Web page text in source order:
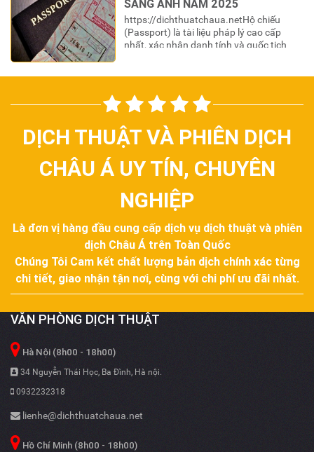
https://dichthuatchaua.netHộ chiếu
(Passport) là tài liệu pháp lý cao cấp
nhất, xác nhận danh tính và quốc tịch
giới. Tuy nhiên, để “chìa khóa” này có giá
trị sử dụng trong các hệ thống…
DỊCH THUẬT VÀ PHIÊN DỊCH
CHÂU Á UY TÍN, CHUYÊN
NGHIỆP
Là đơn vị hàng đầu cung cấp dịch vụ dịch thuật và phiên
dịch Châu Á trên Toàn Quốc
Chúng Tôi Cam kết chất lượng bản dịch chính xác từng
chi tiết, giao nhận tận nơi, cùng với chi phí ưu đãi nhất.
VĂN PHÒNG DỊCH THUẬT
Hà Nội (8h00 - 18h00)
34 Nguyễn Thái Học, Ba Đình, Hà nội.
0932232318
lienhe@dichthuatchaua.net
Hồ Chí Minh (8h00 - 18h00)